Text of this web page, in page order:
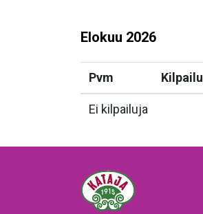
Elokuu 2026
Pvm Kilpailu
Ei kilpailuja